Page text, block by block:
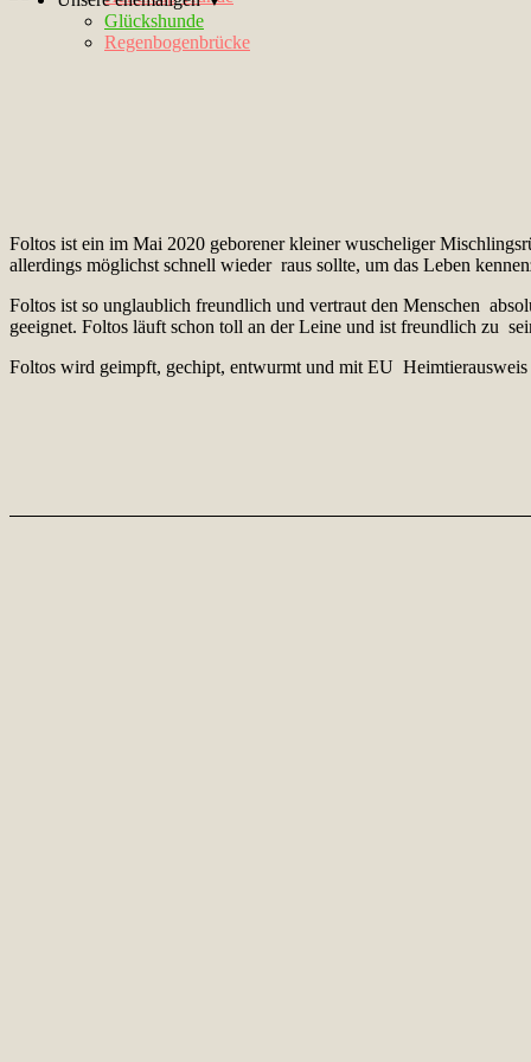
Glückshunde
Regenbogenbrücke
Foltos ist ein im Mai 2020 geborener kleiner wuscheliger
allerdings möglichst schnell wieder raus sollte, um das Leben
Foltos ist so unglaublich freundlich und vertraut den Menschen
geeignet. Foltos läuft schon toll an der Leine und ist freundlich zu
Foltos wird geimpft, gechipt, entwurmt und mit EU